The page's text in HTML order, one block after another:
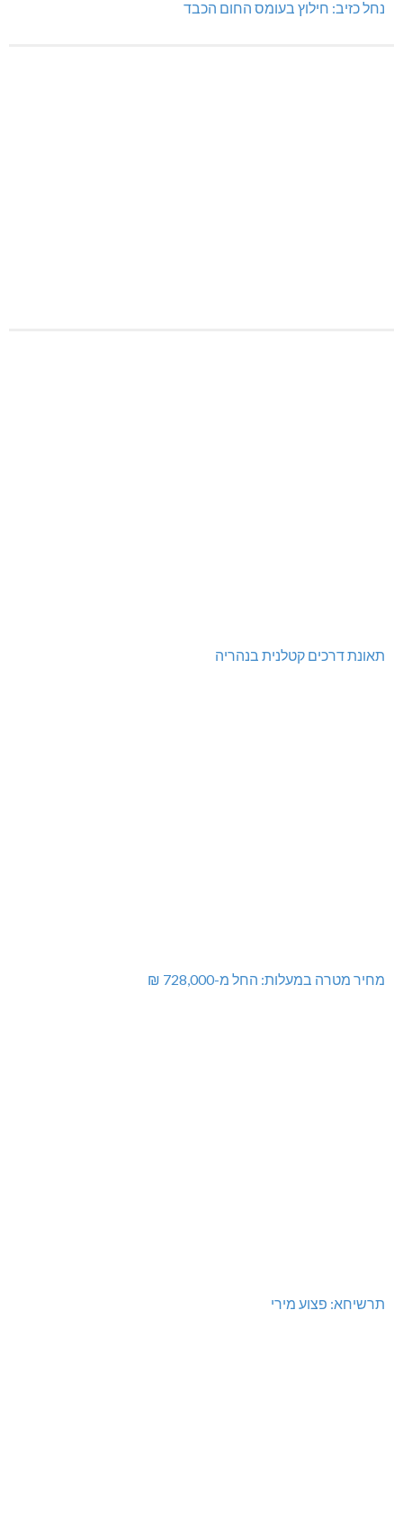
נחל כזיב: חילוץ בעומס החום הכבד
תאונת דרכים קטלנית בנהריה
מחיר מטרה במעלות: החל מ-728,000 ₪
תרשיחא: פצוע מירי